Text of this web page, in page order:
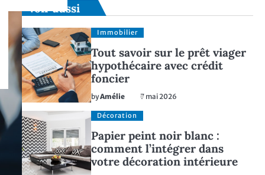
Voir aussi
Immobilier
Tout savoir sur le prêt viager
hypothécaire avec crédit
foncier
byAmélie 7 mai 2026
Décoration
Papier peint noir blanc :
comment l’intégrer dans
votre décoration intérieure